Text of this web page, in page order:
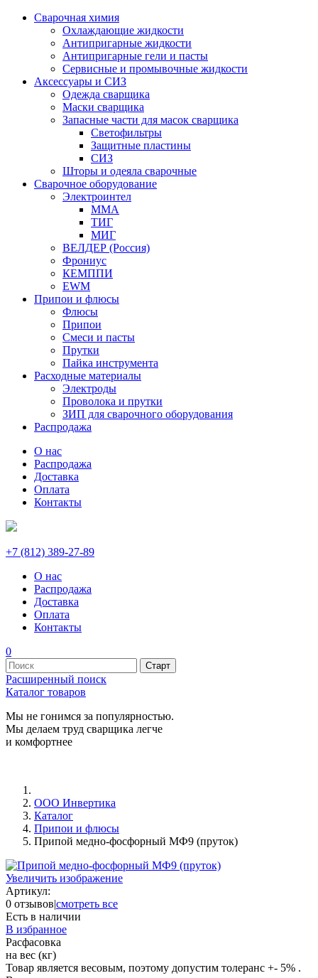
Сварочная химия
Охлаждающие жидкости
Антипригарные жидкости
Антипригарные гели и пасты
Сервисные и промывочные жидкости
Аксессуары и СИЗ
Одежда сварщика
Маски сварщика
Запасные части для масок сварщика
Светофильтры
Защитные пластины
СИЗ
Шторы и одеяла сварочные
Сварочное оборудование
Электроинтел
ММА
ТИГ
МИГ
ВЕЛДЕР (Россия)
Фрониус
КЕМППИ
EWM
Припои и флюсы
Флюсы
Припои
Смеси и пасты
Прутки
Пайка инструмента
Расходные материалы
Электроды
Проволока и прутки
ЗИП для сварочного оборудования
Распродажа
О нас
Распродажа
Доставка
Оплата
Контакты
+7 (812) 389-27-89
О нас
Распродажа
Доставка
Оплата
Контакты
0
Расширенный поиск
Каталог товаров
Мы не гонимся за популярностью.
Мы делаем труд сварщика легче
и комфортнее
ООО Инвертика
Каталог
Припои и флюсы
Припой медно-фосфорный МФ9 (пруток)
Увеличить изображение
Артикул:
0 отзывов|смотреть все
Есть в наличии
В избранное
Расфасовка
на вес (кг)
Товар является весовым, поэтому допустим толеранс +- 5% .